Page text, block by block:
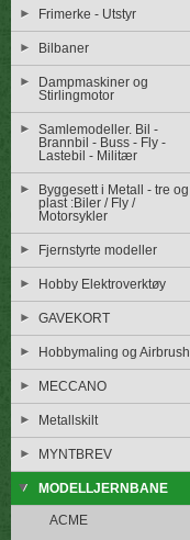
Frimerke - Utstyr
Bilbaner
Dampmaskiner og
Stirlingmotor
Samlemodeller. Bil -
Brannbil - Buss - Fly -
Lastebil - Militær
Byggesett i Metall - tre og
plast :Biler / Fly /
Motorsykler
Fjernstyrte modeller
Hobby Elektroverktøy
GAVEKORT
Hobbymaling og Airbrush
MECCANO
Metallskilt
MYNTBREV
MODELLJERNBANE
ACME